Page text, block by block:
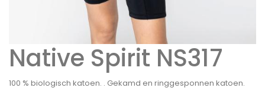
Native Spirit NS317
100 % biologisch katoen. . Gekamd en ringgesponnen katoen.